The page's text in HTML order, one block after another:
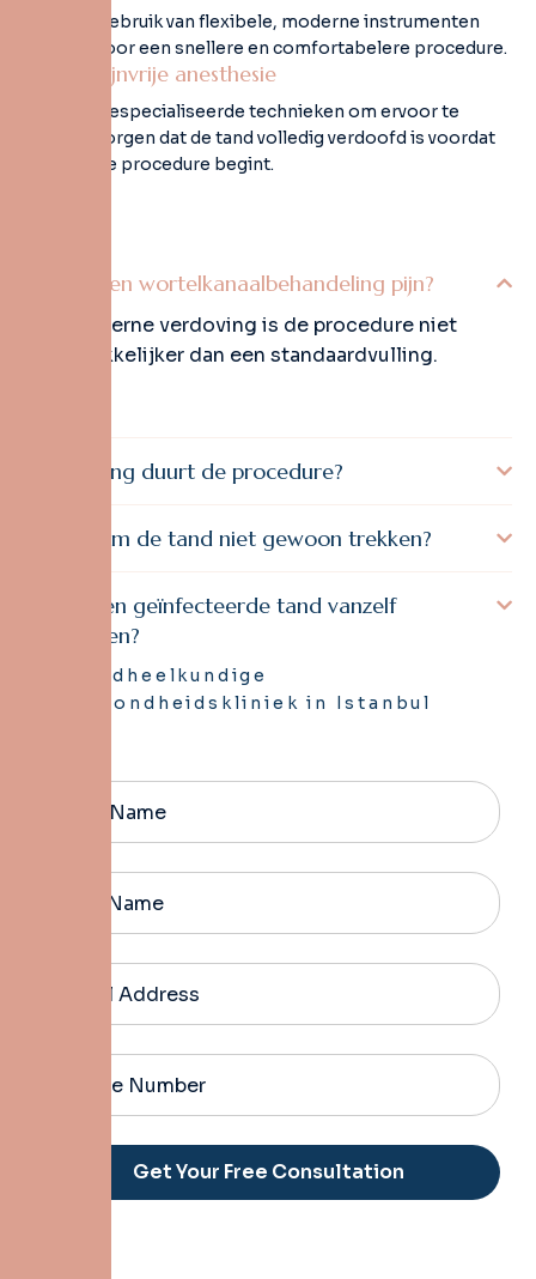
Gebruik van flexibele, moderne instrumenten
voor een snellere en comfortabelere procedure.
Pijnvrije anesthesie
Gespecialiseerde technieken om ervoor te
zorgen dat de tand volledig verdoofd is voordat
de procedure begint.
Doet een wortelkanaalbehandeling pijn?
Met moderne verdoving is de procedure niet
ongemakkelijker dan een standaardvulling.
Hoe lang duurt de procedure?
Waarom de tand niet gewoon trekken?
Kan een geïnfecteerde tand vanzelf
genezen?
Tandheelkundige
Gezondheidskliniek in Istanbul